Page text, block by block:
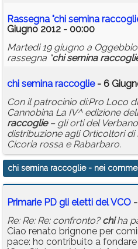
Rassegna "chi semina
Giugno 2012 - 00:00
Martedi 19 giugno a
rassegna "chi semina
chi semina raccoglie- 6
Con il patrocinio di:Pro Loco
Cannobina La IV^ edizione
raccoglie– gli orti del
distribuzione agli Orticoltori di
Cicoria rossa e Rabarbaro.
chi semina raccoglie- nei
Primarie PD gli eletti del VCO
Re: Re: Re: confronto?chiha
Ciao renato brignone per
pace: ho contribuito a